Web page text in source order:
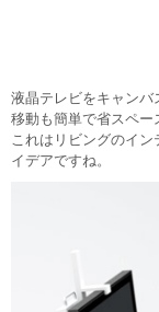
液晶テレビをキャンバ
移動も簡単で省スペー
これはリビングのイ
イデアですね。